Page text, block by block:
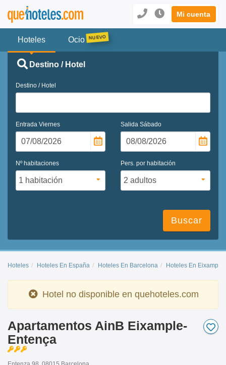
Mi cuenta
Hoteles Ocio
Destino / Hotel
Destino / Hotel
Entrada Viernes Salida Sábado
Nº habitaciones Pers. por habitación
Buscar
Hoteles Hoteles En España Hoteles En Barcelona Hoteles En Eixample
Hotel no disponible en quehoteles.com
Apartamentos AinB Eixample-
Entença